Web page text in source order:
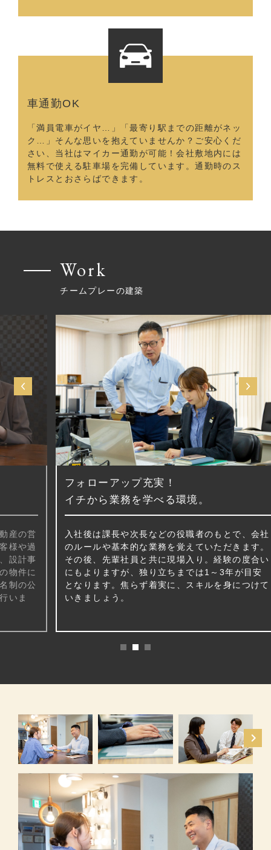
車通勤OK
「満員電車がイヤ…」「最寄り駅までの距離がネッ
ク…」そんな思いを抱えていませんか？ご安心くだ
さい、当社はマイカー通勤が可能！会社敷地内には
無料で使える駐車場を完備しています。通勤時のス
トレスとおさらばできます。
Work
チームプレーの建築
フォローアップ充実！
イチから業務を学べる環境。
入社後は課長や次長などの役職者のもとで、会社
のルールや基本的な業務を覚えていただきます。
その後、先輩社員と共に現場入り。経験の度合い
にもよりますが、独り立ちまでは1～3年が目安
となります。焦らず着実に、スキルを身につけて
いきましょう。